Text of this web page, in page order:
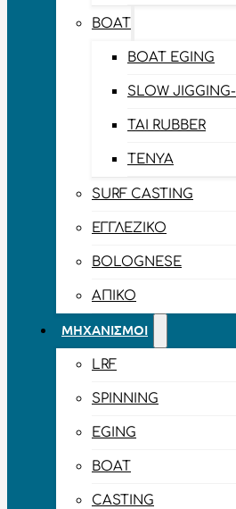
BOAT
BOAT EGING
SLOW
TAI RUBBER
TENYA
SURF CASTING
ΕΓΓΛΈΖΙΚΟ
BOLOGNESE
ΑΠΊΚΟ
ΜΗΧΑΝΙΣΜΟΊ
LRF
SPINNING
EGING
BOAT
CASTING